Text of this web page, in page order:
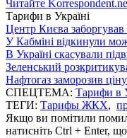
Читайте
Тарифи в Україні
Центр Києва заборгував
У Кабміні відкинули
В Україні скасували
Зеленський
Нафтогаз заморозив
СПЕЦТЕМА: Тарифи в
ТЕГИ: Тарифы ЖКХ,
Якщо ви помітили
натисніть Ctrl + Enter,